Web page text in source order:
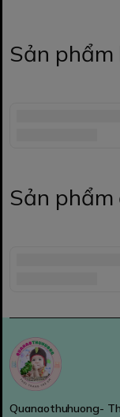
Sản phẩm
Sản phẩm
Quanaothuhuong-